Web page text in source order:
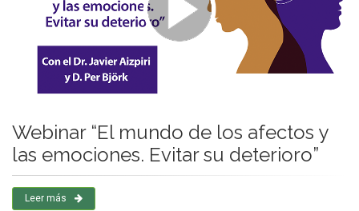
Webinar “El mundo de los afectos y
las emociones. Evitar su deterioro”
Leer más